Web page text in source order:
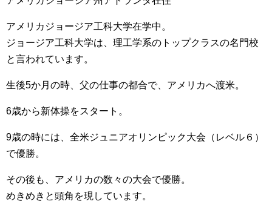
アメリカジョージア工科大学在学中。
ジョージア工科大学は、理工学系のトップクラスの名門校
と言われています。
生後5か月の時、父の仕事の都合で、アメリカへ渡米。
6歳から新体操をスタート。
9歳の時には、全米ジュニアオリンピック大会（レベル６）
で優勝。
その後も、アメリカの数々の大会で優勝。
めきめきと頭角を現しています。